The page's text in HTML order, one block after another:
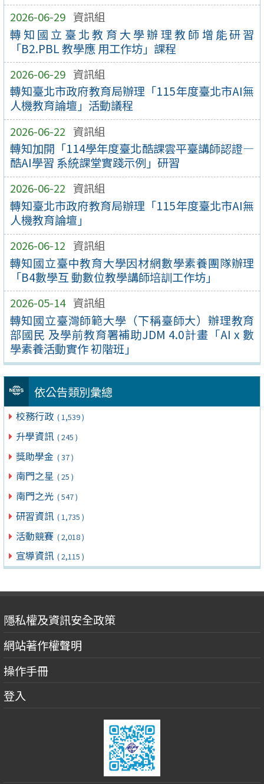
2026-06-29 資訊組
轉知國立臺北教育大學辦理教師增能研習
「B2.PBL 教學應 用工作坊」課程
2026-06-29 資訊組
轉知臺北市政府教育局辦理「115年度臺北市AI無
人機教育論壇」活動議程
2026-06-22 資訊組
轉知加開「114學年度臺北酷課雲平臺講師認證—
酷AI學習 系統課堂實踐示例」研習
2026-06-22 資訊組
轉知臺北市政府教育局辦理「115年度臺北市AI無
人機教育論壇」
2026-06-12 資訊組
轉知國立臺中教育大學因材網數學素養團隊辦理
「B4數學互 動數位教學講師培訓工作坊」
2026-05-14 資訊組
轉知國立臺灣師範大學（下稱臺師大）辦理教育
部國民 及學前教育署補助JDM 4.0計畫「AI x 數
學素養活動實作 初階班」
依公告類別彙總
校務行政 ( 1,539 )
升學資訊 ( 245 )
獎助學金 ( 37 )
南門之星 ( 25 )
南門之光 ( 547 )
研習資訊 ( 1,735 )
活動競賽 ( 2,018 )
宣導資訊 ( 2,115 )
隱私權及資訊安全政策
網站著作權聲明
操作手冊
登入